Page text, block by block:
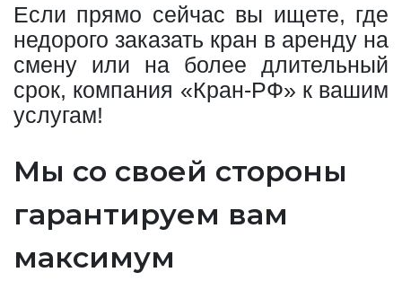
Если прямо сейчас вы ищете, где
недорого заказать кран в аренду на
смену или на более длительный
срок, компания «Кран-РФ» к вашим
услугам!
Мы со своей стороны
гарантируем вам
максимум